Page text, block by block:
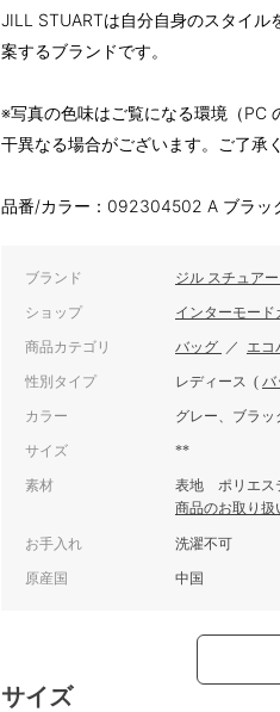
JILL STUARTは自分自身のスタイル
案するブランドです。
※写真の色味はご覧になる環境（PC
干異なる場合がございます。ご了承
品番/カラー：092304502 A ブラッ
ブランド ジル スチュアー
ショップ インターモード
商品カテゴリ バッグ ／ エコ
性別タイプ レディース ( バ
カラー グレー、ブラッ
サイズ **
素材
表地 ポリエス
商品のお取り扱
お手入れ 洗濯不可
原産国 中国
サイズ